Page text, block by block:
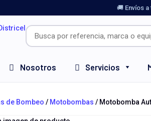
🚚 Envíos
Nosotros Servicios
de Bombeo / Motobombas / Motobomba